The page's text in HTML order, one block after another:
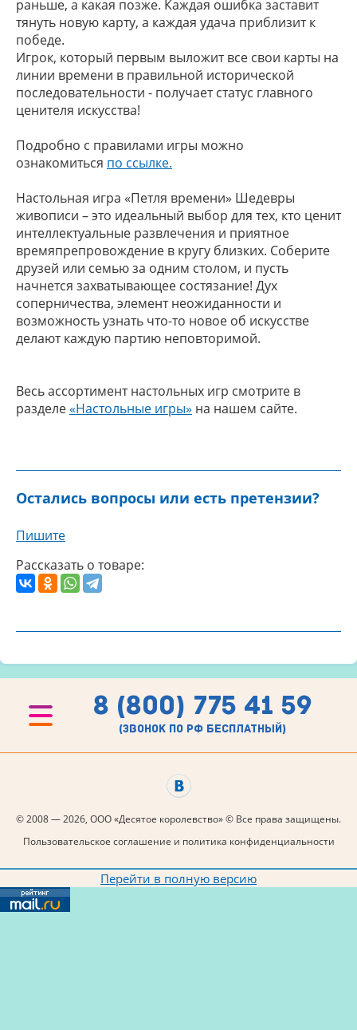
раньше, а какая позже. Каждая ошибка заставит
тянуть новую карту, а каждая удача приблизит к
победе.
Игрок, который первым выложит все свои карты на
линии времени в правильной исторической
последовательности - получает статус главного
ценителя искусства!
Подробно с правилами игры можно
ознакомиться по ссылке.
Настольная игра «Петля времени» Шедевры
живописи – это идеальный выбор для тех, кто ценит
интеллектуальные развлечения и приятное
времяпрепровождение в кругу близких. Соберите
друзей или семью за одним столом, и пусть
начнется захватывающее состязание! Дух
соперничества, элемент неожиданности и
возможность узнать что-то новое об искусстве
делают каждую партию неповторимой.
Весь ассортимент настольных игр смотрите в
разделе«Настольные игры» на нашем сайте.
Остались вопросы или есть претензии?
Пишите
Рассказать о товаре:
8 (800) 775 41 59
(звонок по рф бесплатный)
© 2008 — 2026, ООО «Десятое королевство» © Все права защищены.
Пользовательское соглашение и политика конфиденциальности
Перейти в полную версию